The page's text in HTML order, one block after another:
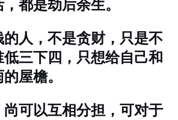
都是劫后余生。
人，不是贪财，只是不
三下四，只想给自己和
屋檐。
可以互相分担，可对于